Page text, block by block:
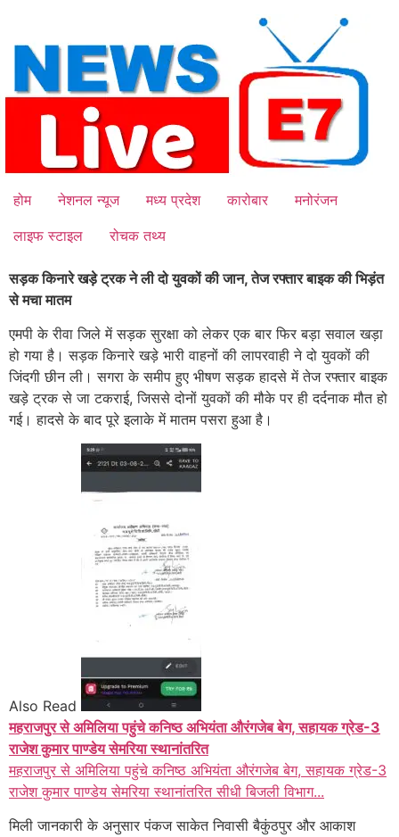
content
होम नेशनल न्यूज मध्य प्रदेश कारोबार
मनोरंजन
लाइफ स्टाइल
रोचक तथ्य
सड़क किनारे खड़े ट्रक ने ली दो युवकों की जान, तेज रफ्तार बाइक की भिड़ंत
से मचा मातम
एमपी के रीवा जिले में सड़क सुरक्षा को लेकर एक बार फिर बड़ा सवाल खड़ा
हो गया है। सड़क किनारे खड़े भारी वाहनों की लापरवाही ने दो युवकों की
जिंदगी छीन ली। सगरा के समीप हुए भीषण सड़क हादसे में तेज रफ्तार बाइक
खड़े ट्रक से जा टकराई, जिससे दोनों युवकों की मौके पर ही दर्दनाक मौत हो
गई। हादसे के बाद पूरे इलाके में मातम पसरा हुआ है।
Also Read
महराजपुर से अमिलिया पहुंचे कनिष्ठ अभियंता औरंगजेब बेग, सहायक ग्रेड-3
राजेश कुमार पाण्डेय सेमरिया स्थानांतरित
महराजपुर से अमिलिया पहुंचे कनिष्ठ अभियंता औरंगजेब बेग, सहायक ग्रेड-3
राजेश कुमार पाण्डेय सेमरिया स्थानांतरित सीधी बिजली विभाग...
मिली जानकारी के अनुसार पंकज साकेत निवासी बैकुंठपुर और आकाश